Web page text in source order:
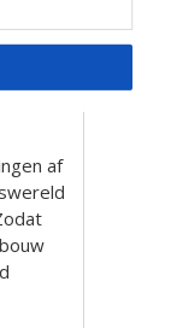
acts
af